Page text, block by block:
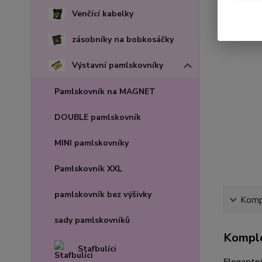
Venčící kabelky
zásobníky na bobkosáčky
Výstavní pamlskovníky
Pamlskovník na MAGNET
DOUBLE pamlskovník
MINI pamlskovníky
Pamlskovník XXL
pamlskovník bez výšivky
sady pamlskovníků
Stafbulíci